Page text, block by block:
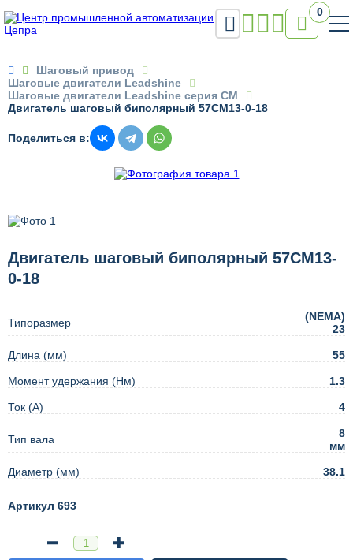
 0

Шаговый привод
Шаговые двигатели Leadshine
Шаговые двигатели Leadshine серия CM
Двигатель шаговый биполярный 57CM13-0-18
Поделиться в:
Двигатель шаговый биполярный 57CM13-
0-18
Типоразмер
(NEMA)
23
Длина (мм) 55
Момент удержания (Нм) 1.3
Ток (А) 4
Тип вала
8
мм
Диаметр (мм) 38.1
Артикул 693